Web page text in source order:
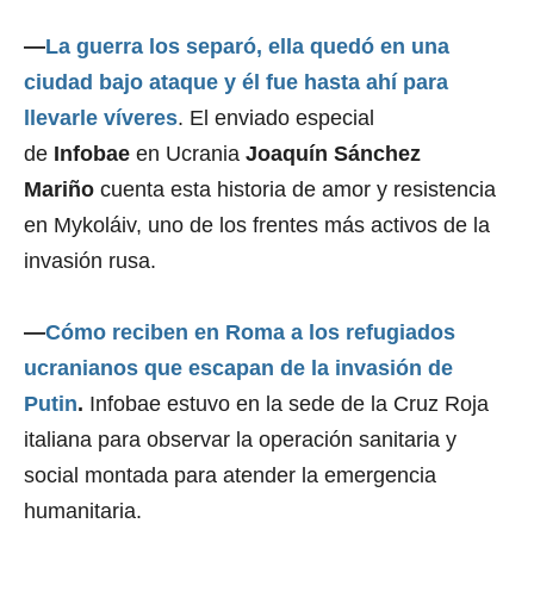
—La guerra los separó, ella quedó en una
ciudad bajo ataque y él fue hasta ahí para
llevarle víveres. El enviado especial
de Infobae en Ucrania Joaquín Sánchez
Mariño cuenta esta historia de amor y resistencia
en Mykoláiv, uno de los frentes más activos de la
invasión rusa.
—Cómo reciben en Roma a los refugiados
ucranianos que escapan de la invasión de
Putin. Infobae estuvo en la sede de la Cruz Roja
italiana para observar la operación sanitaria y
social montada para atender la emergencia
humanitaria.